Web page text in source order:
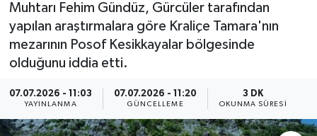
Muhtarı Fehim Gündüz, Gürcüler tarafından
yapılan araştırmalara göre Kraliçe Tamara'nın
mezarının Posof Kesikkayalar bölgesinde
olduğunu iddia etti.
07.07.2026 - 11:03
YAYINLANMA
07.07.2026 - 11:20
GÜNCELLEME
3 DK
OKUNMA SÜRESI
ÇEVRE
Dış Haberler
EĞİTİM